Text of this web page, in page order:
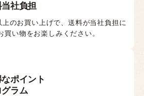
社負担
のお買い上げで、送料が当社負担に
買い物をお楽しみください。
ポイント
グラム